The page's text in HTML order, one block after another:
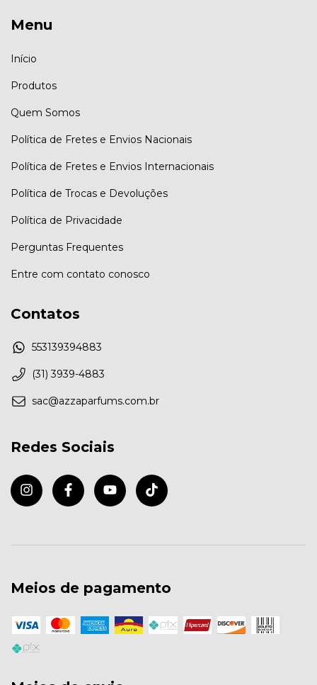
Menu
Início
Produtos
Quem Somos
Política de Fretes e Envios Nacionais
Política de Fretes e Envios Internacionais
Política de Trocas e Devoluções
Política de Privacidade
Perguntas Frequentes
Entre com contato conosco
Contatos
553139394883
(31) 3939-4883
sac@azzaparfums.com.br
Redes Sociais
Meios de pagamento